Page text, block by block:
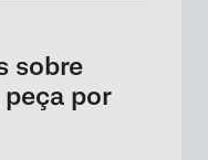
sobre
por